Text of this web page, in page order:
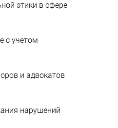
этики в сфере
с учетом
и адвокатов
нарушений